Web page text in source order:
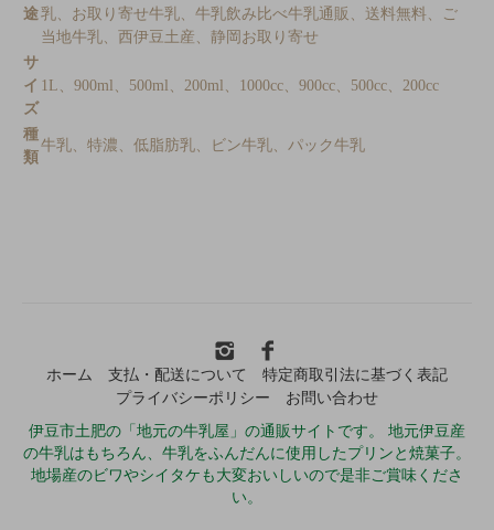
途乳、お取り寄せ牛乳、牛乳飲み比べ牛乳通販、送料無料、ご
当地牛乳、西伊豆土産、静岡お取り寄せ
サ
イ
ズ
1L、900ml、500ml、200ml、1000cc、900cc、500cc、200cc
種
類
牛乳、特濃、低脂肪乳、ビン牛乳、パック牛乳
ホーム 支払・配送について
特定商取引法に基づく表記
プライバシーポリシー
お問い合わせ
伊豆市土肥の「地元の牛乳屋」の通販サイトです。 地元伊豆産
の牛乳はもちろん、牛乳をふんだんに使用したプリンと焼菓子。
地場産のビワやシイタケも大変おいしいので是非ご賞味くださ
い。